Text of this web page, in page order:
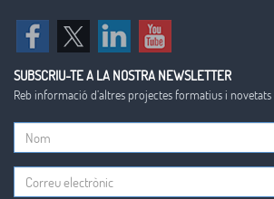
SUBSCRIU-TE A LA NOSTRA NEWSLETTER
Reb informació d’altres projectes formatius i novetats